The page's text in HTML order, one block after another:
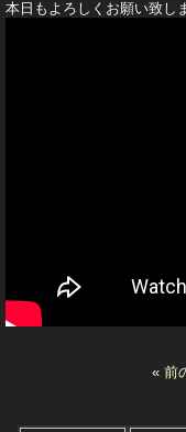
本日もよろしくお願い致し
« 前